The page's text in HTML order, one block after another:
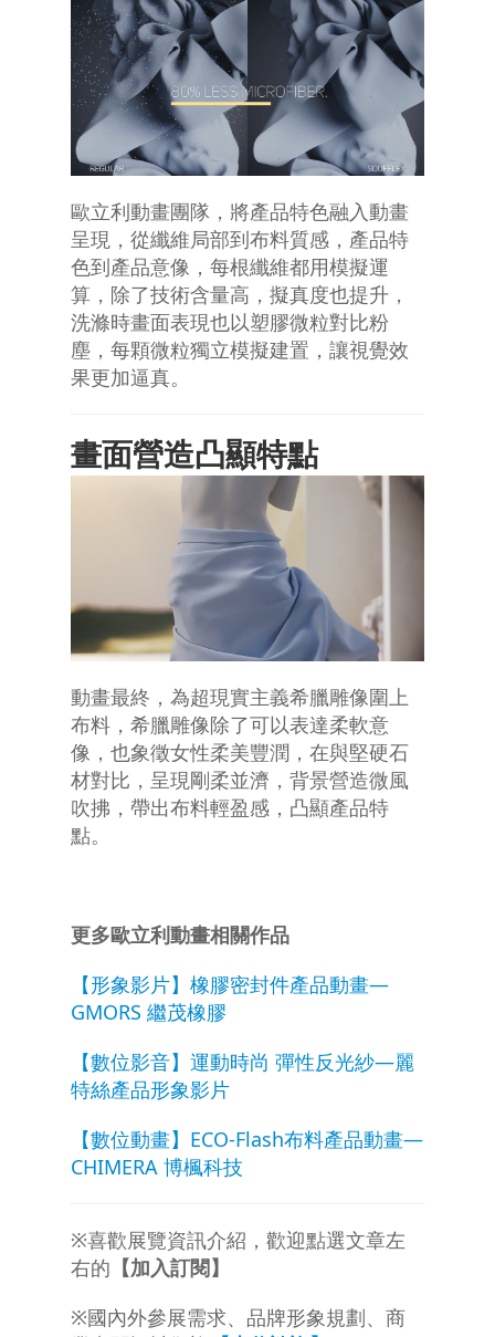
歐立利動畫團隊，將產品特色融入動畫
呈現，從纖維局部到布料質感，產品特
色到產品意像，每根纖維都用模擬運
算，除了技術含量高，擬真度也提升，
洗滌時畫面表現也以塑膠微粒對比粉
塵，每顆微粒獨立模擬建置，讓視覺效
果更加逼真。
畫面營造凸顯特點
動畫最終，為超現實主義希臘雕像圍上
布料，希臘雕像除了可以表達柔軟意
像，也象徵女性柔美豐潤，在與堅硬石
材對比，呈現剛柔並濟，背景營造微風
吹拂，帶出布料輕盈感，凸顯產品特
點。
更多歐立利動畫相關作品
【形象影片】橡膠密封件產品動畫—
GMORS 繼茂橡膠
【數位影音】運動時尚 彈性反光紗—麗
特絲產品形象影片
【數位動畫】ECO-Flash布料產品動畫—
CHIMERA 博楓科技
※喜歡展覽資訊介紹，歡迎點選文章左
右的 【加入訂閱】
※國內外參展需求、品牌形象規劃、商